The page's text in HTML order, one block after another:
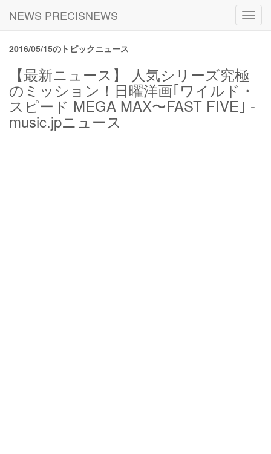
NEWS PRECISNEWS
2016/05/15のトピックニュース
【最新ニュース】 人気シリーズ究極
のミッション！日曜洋画｢ワイルド・
スピード MEGA MAX〜FAST FIVE｣ -
music.jpニュース